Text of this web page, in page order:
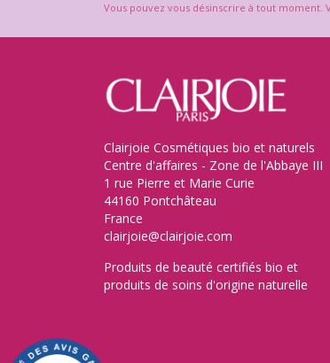
Vous pouvez vous désinscrire à tout moment.
Clairjoie Cosmétiques bio et naturels
Centre d'affaires - Zone de l'Abbaye III
1 rue Pierre et Marie Curie
44160 Pontchâteau
France
clairjoie@clairjoie.com
Produits de beauté certifiés bio et
produits de soins d'origine naturelle